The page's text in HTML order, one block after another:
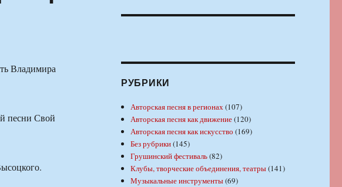
песни Свой
РУБРИКИ
Авторская песня в регионах(107)
Авторская песня как движение(120)
Авторская песня как искусство (169)
Без рубрики(145)
Грушинский фестиваль(82)
Клубы, творческие объединения, театры(141)
Музыкальные инструменты(69)